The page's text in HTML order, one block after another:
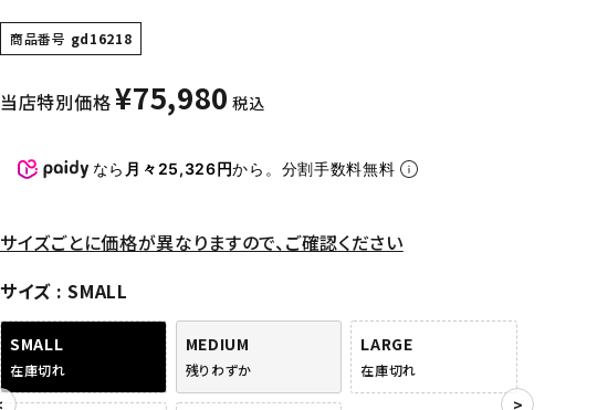
商品番号 gd16218
当店特別価格¥75,980 税込
なら 月々25,326円から。分割手数料無料
サイズごとに価格が異なりますので、ご確認ください
サイズ
SMALL
SMALL
在庫切れ
MEDIUM
残りわずか
LARGE
在庫切れ